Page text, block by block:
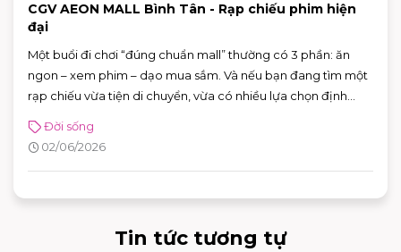
CGV AEON MALL Bình Tân - Rạp chiếu phim hiện
đại
Một buổi đi chơi “đúng chuẩn mall” thường có 3 phần: ăn
ngon – xem phim – dạo mua sắm. Và nếu bạn đang tìm một
rạp chiếu vừa tiện di chuyển, vừa có nhiều lựa chọn định
AEON MALL Bình Tân là điểm đến rất phù hợp cho cả gia
đình, nhóm bạn lẫn các buổi hẹn hò cuối tuần.
Đời sống
02/06/2026
Tin tức tương tự